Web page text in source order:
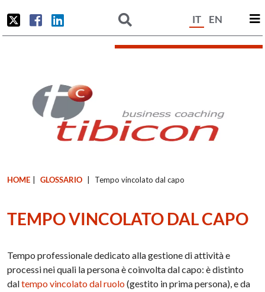
IT EN
HOME GLOSSARIO Tempo vincolato dal capo
TEMPO VINCOLATO DAL CAPO
Tempo professionale dedicato alla gestione di attività e
processi nei quali la persona è coinvolta dal capo: è distinto
daltempo vincolato dal ruolo(gestito in prima persona), e da